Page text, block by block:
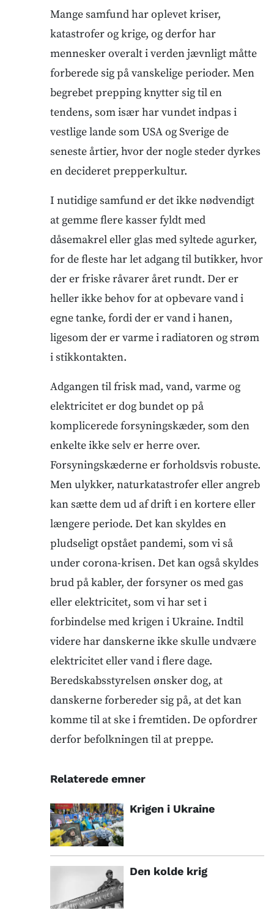
Mange samfund har oplevet kriser,
katastrofer og krige, og derfor har
mennesker overalt i verden jævnligt måtte
forberede sig på vanskelige perioder. Men
begrebet prepping knytter sig til en
tendens, som især har vundet indpas i
vestlige lande som USA og Sverige de
seneste årtier, hvor der nogle steder dyrkes
en decideret prepperkultur.
I nutidige samfund er det ikke nødvendigt
at gemme flere kasser fyldt med
dåsemakrel eller glas med syltede agurker,
for de fleste har let adgang til butikker, hvor
der er friske råvarer året rundt. Der er
heller ikke behov for at opbevare vand i
egne tanke, fordi der er vand i hanen,
ligesom der er varme i radiatoren og strøm
i stikkontakten.
Adgangen til frisk mad, vand, varme og
elektricitet er dog bundet op på
komplicerede forsyningskæder, som den
enkelte ikke selv er herre over.
Forsyningskæderne er forholdsvis robuste.
Men ulykker, naturkatastrofer eller angreb
kan sætte dem ud af drift i en kortere eller
længere periode. Det kan skyldes en
pludseligt opstået pandemi, som vi så
under corona-krisen. Det kan også skyldes
brud på kabler, der forsyner os med gas
eller elektricitet, som vi har set i
forbindelse med krigen i Ukraine. Indtil
videre har danskerne ikke skulle undvære
elektricitet eller vand i flere dage.
Beredskabsstyrelsen ønsker dog, at
danskerne forbereder sig på, at det kan
komme til at ske i fremtiden. De opfordrer
derfor befolkningen til at preppe.
Relaterede emner
Krigen i Ukraine
Den kolde krig